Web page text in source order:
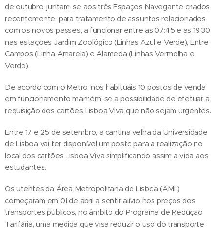
de outubro, juntam-se aos três Espaços Navegante criados
recentemente, para tratamento de assuntos relacionados
com os novos passes, a funcionar entre as 07:45 e as 19:30
nas estações Jardim Zoológico (Linhas Azul e Verde), Entre
Campos (Linha Amarela) e Alameda (Linhas Vermelha e
Verde).
De acordo com o Metro, nos habituais 10 postos de venda
em funcionamento mantém-se a possibilidade de efetuar a
requisição dos cartões Lisboa Viva que não sejam urgentes.
Entre 17 e 25 de setembro, a cantina velha da Universidade
de Lisboa vai ter disponível um posto para a realização no
local dos cartões Lisboa Viva simplificando assim a vida aos
estudantes.
Os utentes da Área Metropolitana de Lisboa (AML)
começaram em 01 de abril a sentir alívio nos preços dos
transportes públicos, no âmbito do Programa de Redução
Tarifária, uma medida que visa reduzir o uso do transporte